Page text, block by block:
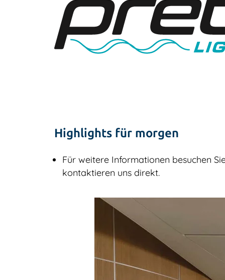
Highlights für morgen
Für weitere Informationen besuchen
kontaktieren uns direkt.